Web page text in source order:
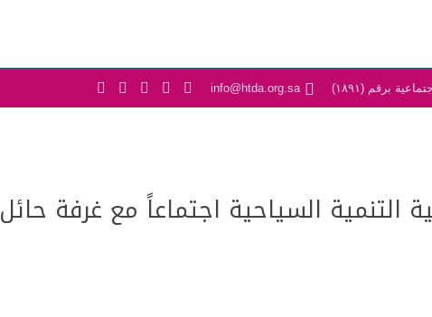
برقم (١٨٩١) info@htda.org.sa
السياحية اجتماعاً مع غرفة حائل